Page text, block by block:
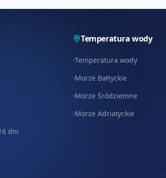
dni
Temperatura wody
Temperatura wody
Morze Bałtyckie
Morze Śródziemne
Morze Adriatyckie